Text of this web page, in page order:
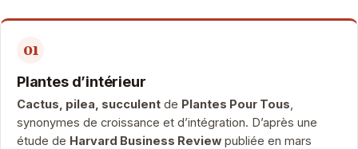
01
Plantes d’intérieur
Cactus, pilea, succulent de Plantes Pour Tous
synonymes de croissance et d’intégration. D’après une
étude de Harvard Business Review publiée en mars